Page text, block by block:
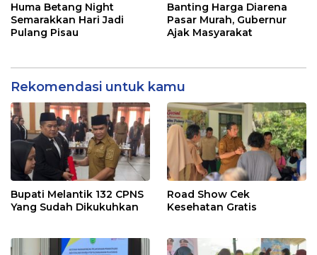
Huma Betang Night
Semarakkan Hari Jadi
Pulang Pisau
Banting Harga Diarena
Pasar Murah, Gubernur
Ajak Masyarakat
Rekomendasi untuk kamu
Bupati Melantik 132 CPNS
Yang Sudah Dikukuhkan
Road Show Cek
Kesehatan Gratis